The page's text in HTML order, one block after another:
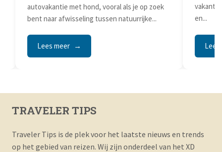
autovakantie met hond, vooral als je op zoek
bent naar afwisseling tussen natuurrijke...
Lees meer
en...
Lees
TRAVELER TIPS
Traveler Tips is de plek voor het laatste nieuws en trends
op het gebied van reizen. Wij zijn onderdeel van het XD